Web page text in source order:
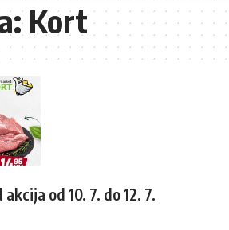
Kort
od 10. 7. do 12. 7.